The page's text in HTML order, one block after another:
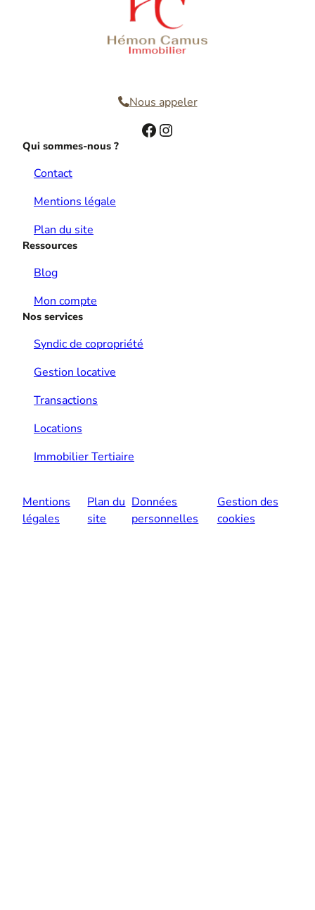
Nous appeler
Facebook Instagram
Qui sommes-nous ?
Contact
Mentions légale
Plan du site
Ressources
Blog
Mon compte
Nos services
Syndic de copropriété
Gestion locative
Transactions
Locations
Immobilier Tertiaire
Mentions
légales
Plan du
site
Données
personnelles
Gestion des
cookies